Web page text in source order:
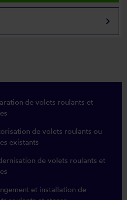
keyboard_arrow_right
de volets roulants et
de volets roulants ou
existants
de volets roulants et
et installation de